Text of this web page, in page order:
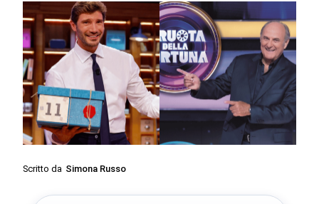
Scritto da Simona Russo